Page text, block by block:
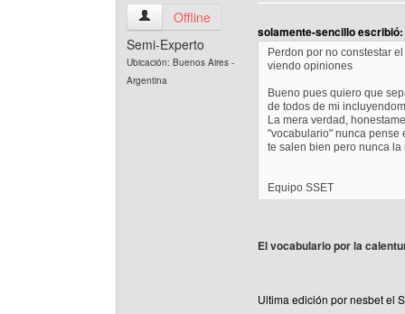
nesbet Ver perfil del usuario
Offline
Semi-Experto
Ubicación: Buenos Aires -
Argentina
solamente-sencillo escribió:
Perdon por no constestar
viendo opiniones
Bueno pues quiero que
de todos de mi
La mera verdad,
"vocabulario" nunca pense
te salen bien pero nunca
Equipo SSET
El vocabulario por la
Ultima edición por nesbet el